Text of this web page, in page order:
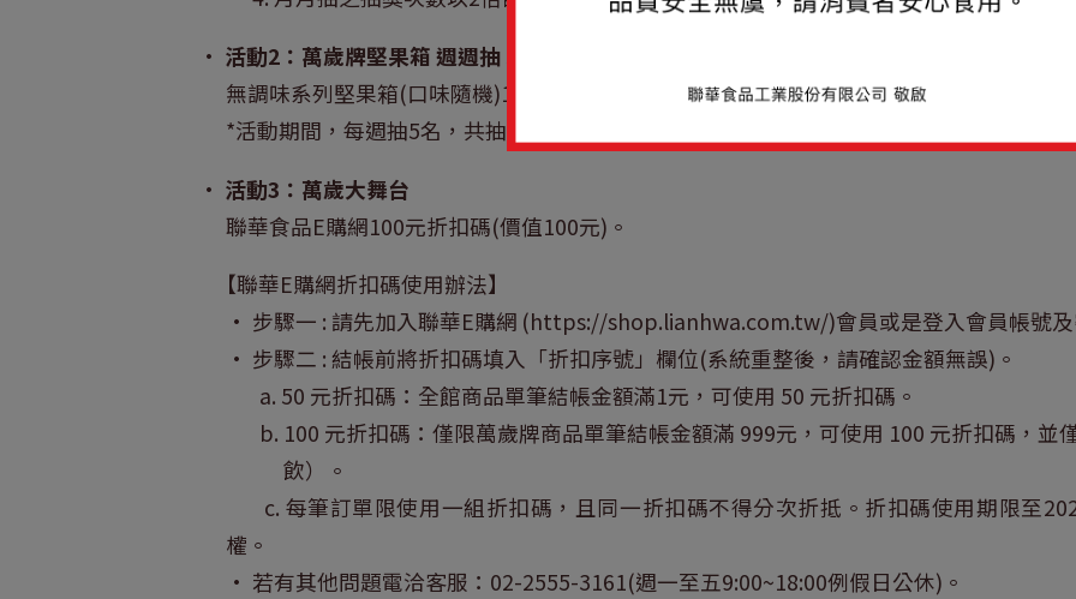
• 活動2：萬歲牌堅果箱 週週抽 5箱
無調味系列堅果箱(口味隨機)1箱(12包/箱，市價2,520元)。
*活動期間，每週抽5名，共抽出70名得獎者。
• 活動3：萬歲大舞台
聯華食品E購網100元折扣碼(價值100元)。
【聯華E購網折扣碼使用辦法】
• 步驟一 : 請先加入聯華E購網(https://shop.lianhwa.com.tw/)會員或是登入會員帳號
• 步驟二 : 結帳前將折扣碼填入「折扣序號」欄位(系統重整後，請確認金額無誤)。
a. 50 元折扣碼：全館商品單筆結帳金額滿1元，可使用 50 元折扣碼。
b. 100 元折扣碼：僅限萬歲牌商品單筆結帳金額滿 999元，可使用 100 元折扣碼，並
飲）。
c. 每筆訂單限使用一組折扣碼，且同一折扣碼不得分次折抵。折扣碼使用期限至
權。
• 若有其他問題電洽客服：02-2555-3161(週一至五9:00~18:00例假日公休)。